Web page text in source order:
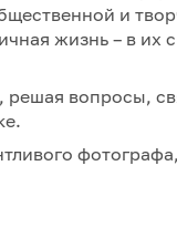
и
жизнь – в их
решая вопросы,